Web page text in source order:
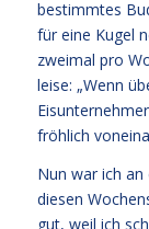
bestimmtes
für eine Kugel
zweimal pro
leise: „Wenn
fröhlich
Nun war ich
diesen
gut, weil ich